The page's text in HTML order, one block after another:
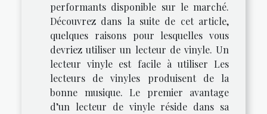
performants disponible sur le marché.
Découvrez dans la suite de cet article,
quelques raisons pour lesquelles vous
devriez utiliser un lecteur de vinyle. Un
lecteur vinyle est facile à utiliser Les
lecteurs de vinyles produisent de la
bonne musique. Le premier avantage
d’un lecteur de vinyle réside dans sa